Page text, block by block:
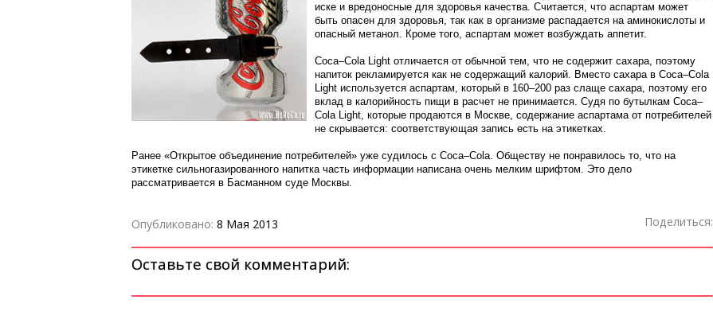
иске и вредоносные для здоровья качества. Считается, что аспартам может
быть опасен для здоровья, так как в организме распадается на аминокислоты и
опасный метанол. Кроме того, аспартам может возбуждать аппетит.
Coca–Cola Light отличается от обычной тем, что не содержит сахара, поэтому
напиток рекламируется как не содержащий калорий. Вместо сахара в Coca–Cola
Light используется аспартам, который в 160–200 раз слаще сахара, поэтому его
вклад в калорийность пищи в расчет не принимается. Судя по бутылкам Coca–
Cola Light, которые продаются в Москве, содержание аспартама от потребителей
не скрывается: соответствующая запись есть на этикетках.
Ранее «Открытое объединение потребителей» уже судилось с Coca–Cola. Обществу не понравилось то, что на
этикетке сильногазированного напитка часть информации написана очень мелким шрифтом. Это дело
рассматривается в Басманном суде Москвы.
Поделиться:
Опубликовано: 8 Мая 2013
Оставьте свой комментарий: